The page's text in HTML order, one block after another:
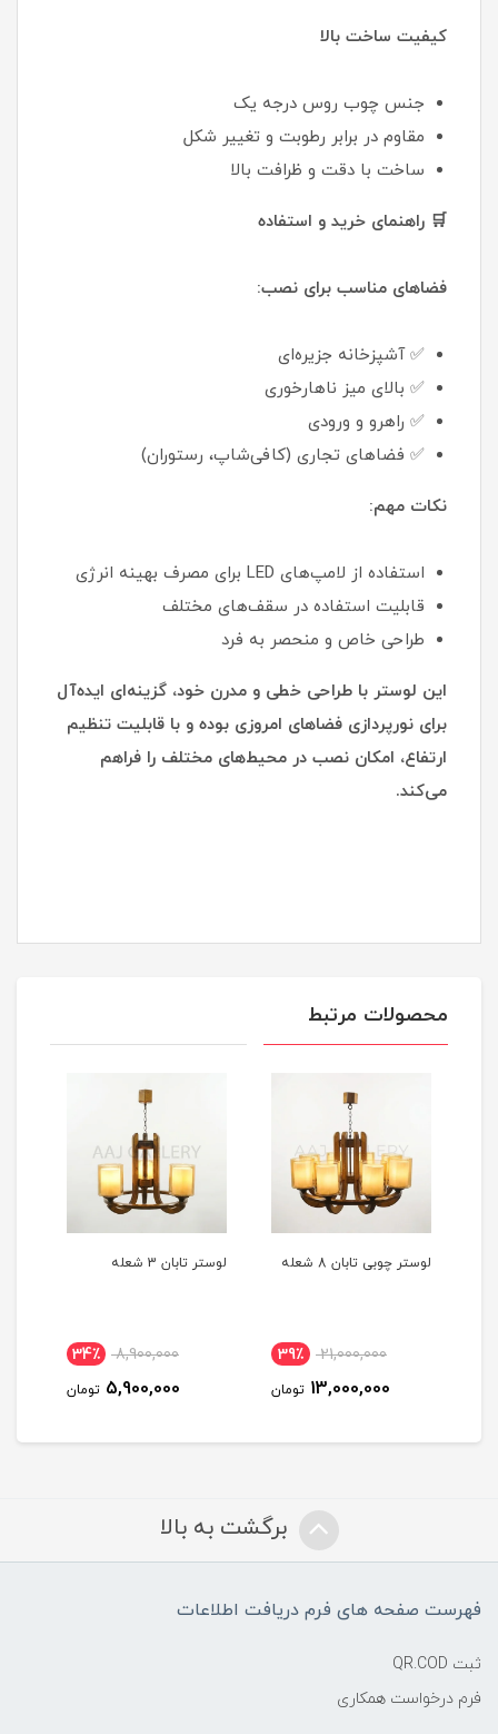
کیفیت ساخت بالا
جنس چوب روس درجه یک
مقاوم در برابر رطوبت و تغییر شکل
ساخت با دقت و ظرافت بالا
🛒 راهنمای خرید و استفاده
فضاهای مناسب برای نصب:
✅ آشپزخانه جزیره‌ای
✅ بالای میز ناهارخوری
✅ راهرو و ورودی
✅ فضاهای تجاری (کافی‌شاپ، رستوران)
نکات مهم:
استفاده از لامپ‌های LED برای مصرف بهینه انرژی
قابلیت استفاده در سقف‌های مختلف
طراحی خاص و منحصر به فرد
این لوستر با طراحی خطی و مدرن خود، گزینه‌ای ایده‌آل
برای نورپردازی فضاهای امروزی بوده و با قابلیت تنظیم
ارتفاع، امکان نصب در محیط‌های مختلف را فراهم
می‌کند.
محصولات مرتبط
لوستر چوبی تابان 8 شعله
21,000,000 39٪
13,000,000 تومان
لوستر تابان 3 شعله
8,900,000 34٪
5,900,000 تومان
برگشت به بالا
فهرست صفحه های فرم دریافت اطلاعات
ثبت QR.COD
فرم درخواست همکاری